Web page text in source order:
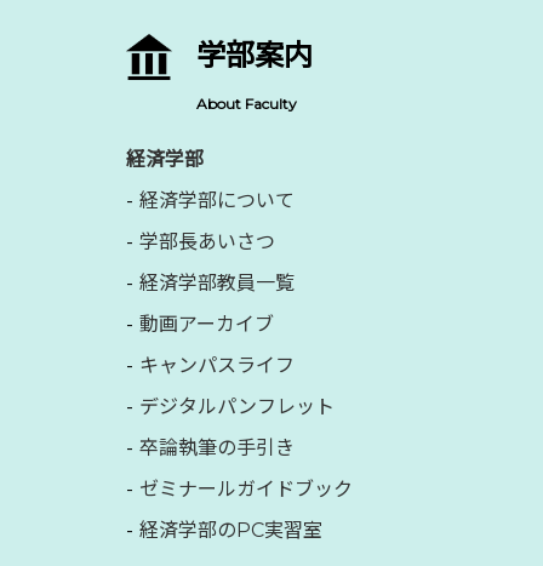
学部案内
About Faculty
経済学部
経済学部について
学部長あいさつ
経済学部教員一覧
動画アーカイブ
キャンパスライフ
デジタルパンフレット
卒論執筆の手引き
ゼミナールガイドブック
経済学部のPC実習室